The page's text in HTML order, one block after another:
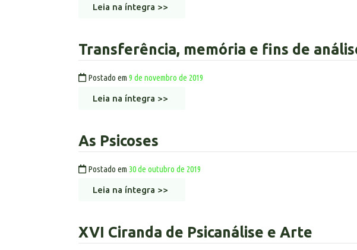
Leia na íntegra >>
Transferência, memória e fins de
Postado em 9 de novembro de 2019
Leia na íntegra >>
As Psicoses
Postado em 30 de outubro de 2019
Leia na íntegra >>
XVI Ciranda de Psicanálise e Arte